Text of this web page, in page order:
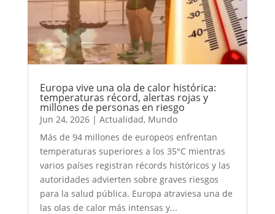
Europa vive una ola de calor histórica:
temperaturas récord, alertas rojas y
millones de personas en riesgo
Jun 24, 2026| Actualidad, Mundo
Más de 94 millones de europeos enfrentan
temperaturas superiores a los 35°C mientras
varios países registran récords históricos y las
autoridades advierten sobre graves riesgos
para la salud pública. Europa atraviesa una de
las olas de calor más intensas y...